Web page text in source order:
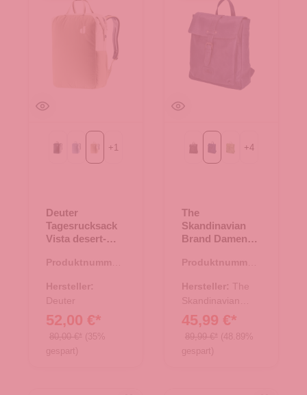
Blackbluejay-polar
desert-bone
+ 1
Deuter
Tagesrucksack
Vista desert-
Produktnummer:
Hersteller:
Deuter
52,00 €*
80,00 €* (35%
gespart)
BlackBlueGreen
+4
The
Skandinavian
Brand Damen
- Blue
Produktnummer:
Hersteller: The
Skandinavian
Brand
45,99 €*
89,99 €* (48.89%
gespart)